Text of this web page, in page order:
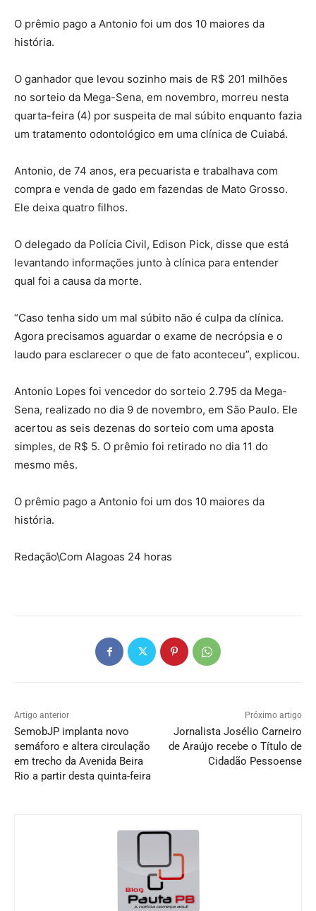
O prêmio pago a Antonio foi um dos 10 maiores da
história.
O ganhador que levou sozinho mais de R$ 201 milhões
no sorteio da Mega-Sena, em novembro, morreu nesta
quarta-feira (4) por suspeita de mal súbito enquanto fazia
um tratamento odontológico em uma clínica de Cuiabá.
Antonio, de 74 anos, era pecuarista e trabalhava com
compra e venda de gado em fazendas de Mato Grosso.
Ele deixa quatro filhos.
O delegado da Polícia Civil, Edison Pick, disse que está
levantando informações junto à clínica para entender
qual foi a causa da morte.
“Caso tenha sido um mal súbito não é culpa da clínica.
Agora precisamos aguardar o exame de necrópsia e o
laudo para esclarecer o que de fato aconteceu”, explicou.
Antonio Lopes foi vencedor do sorteio 2.795 da Mega-
Sena, realizado no dia 9 de novembro, em São Paulo. Ele
acertou as seis dezenas do sorteio com uma aposta
simples, de R$ 5. O prêmio foi retirado no dia 11 do
mesmo mês.
O prêmio pago a Antonio foi um dos 10 maiores da
história.
Redação\Com Alagoas 24 horas
Artigo anterior
SemobJP implanta novo
semáforo e altera circulação
em trecho da Avenida Beira
Rio a partir desta quinta-feira
Próximo artigo
Jornalista Josélio Carneiro
de Araújo recebe o Título de
Cidadão Pessoense